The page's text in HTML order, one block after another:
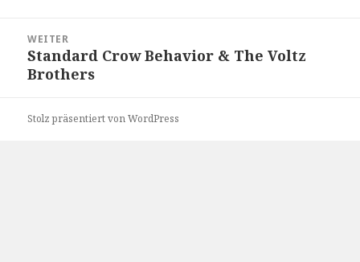
WEITER
Nächster
Beitrag:
Standard Crow Behavior & The Voltz
Brothers
Stolz präsentiert von WordPress